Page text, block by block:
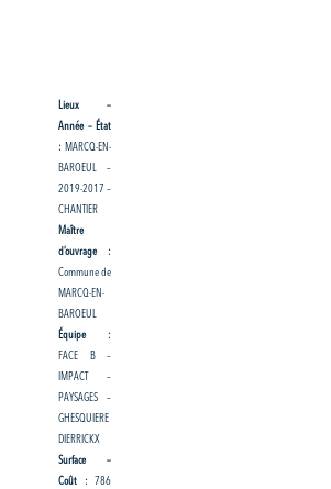
Lieux –
Année – État
: MARCQ-EN-
BAROEUL –
2019-2017 –
CHANTIER
Maître
d’ouvrage :
Commune de
MARCQ-EN-
BAROEUL
Équipe :
FACE B –
IMPACT –
PAYSAGES –
GHESQUIERE
DIERRICKX
Surface –
Coût : 786